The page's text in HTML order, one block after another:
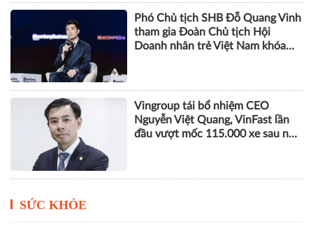
Phó Chủ tịch SHB Đỗ Quang Vinh
tham gia Đoàn Chủ tịch Hội
Doanh nhân trẻ Việt Nam khóa
Vingroup tái bổ nhiệm CEO
Nguyễn Việt Quang, VinFast lần
đầu vượt mốc 115.000 xe sau nửa
SỨC KHỎE